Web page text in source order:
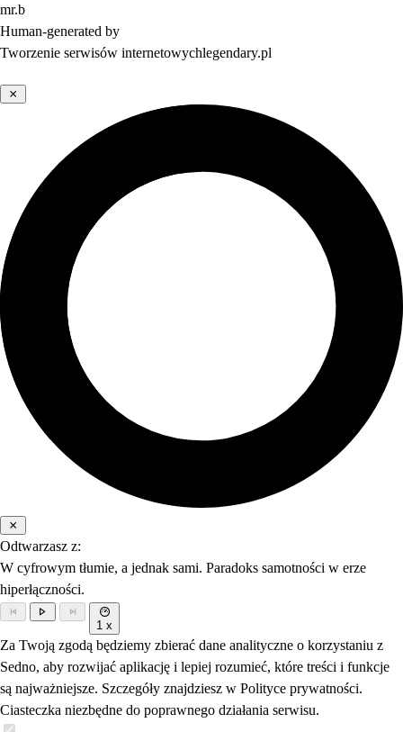
mr.b
Human-generated by
Tworzenie serwisów internetowychlegendary.pl
Odtwarzasz z:
W cyfrowym tłumie, a jednak sami. Paradoks samotności w erze
hiperłączności.
1 x
Za Twoją zgodą będziemy zbierać dane analityczne o korzystaniu z
Sedno, aby rozwijać aplikację i lepiej rozumieć, które treści i funkcje
są najważniejsze. Szczegóły znajdziesz w Polityce prywatności.
Ciasteczka niezbędne do poprawnego działania serwisu.